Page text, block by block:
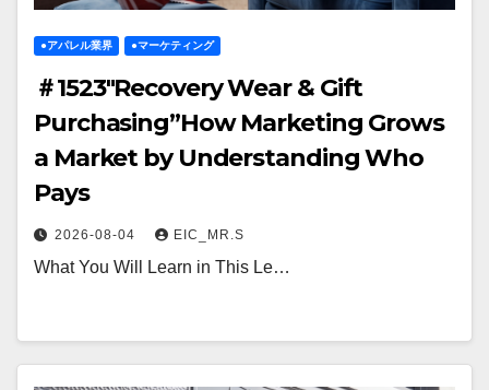
●アパレル業界 ●マーケティング
＃1523″Recovery Wear & Gift
Purchasing”How Marketing Grows
a Market by Understanding Who
Pays
2026-08-04 EIC_MR.S
What You Will Learn in This Le…